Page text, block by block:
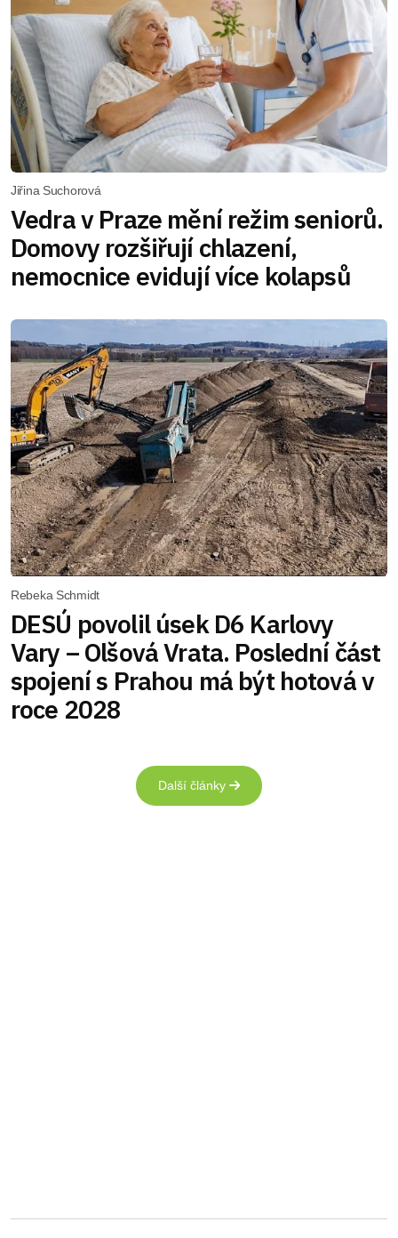
Jiřina Suchorová
Vedra v Praze mění režim seniorů.
Domovy rozšiřují chlazení,
nemocnice evidují více kolapsů
Rebeka Schmidt
DESÚ povolil úsek D6 Karlovy
Vary – Olšová Vrata. Poslední část
spojení s Prahou má být hotová v
roce 2028
Další články